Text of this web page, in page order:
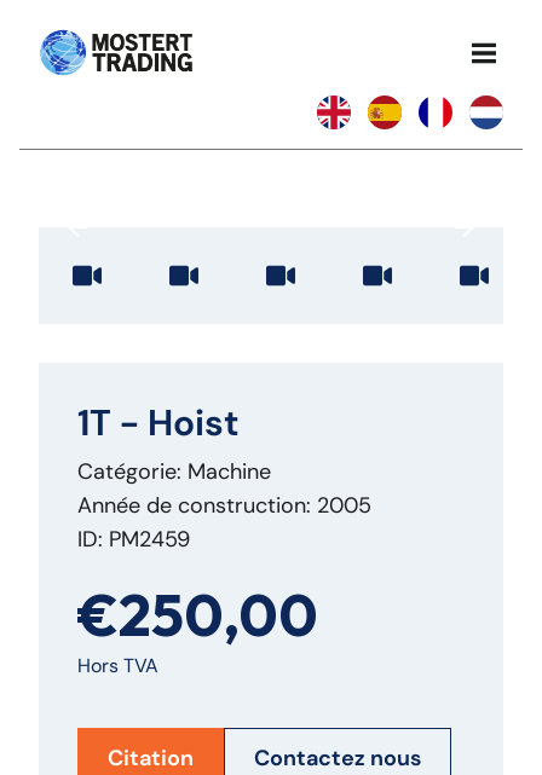
1T - Hoist
Catégorie: Machine
Année de construction: 2005
ID: PM2459
€250,00
Hors TVA
Citation Contactez nous